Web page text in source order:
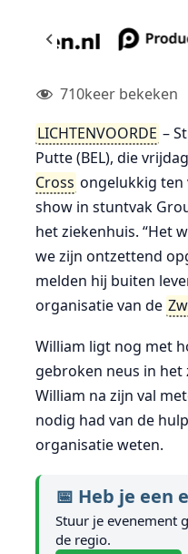
710keer bekeken
LICHTENVOORDE –
Putte (BEL), die
Cross ongelukkig ten
show in stuntvak
het ziekenhuis. “Het
we zijn ontzettend
melden hij buiten
organisatie van de
William ligt nog met
gebroken neus in het
William na zijn val
nodig had van de
organisatie weten.
📅 Heb je een
Stuur je evenement
de regio.